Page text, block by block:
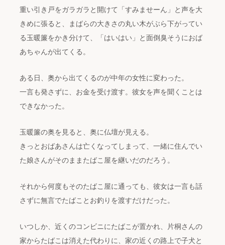
重い引き戸をガラガラと開けて「すみませーん」と声を大
きめに張ると、まばらの大きさの丸い木がぶら下がってい
る玉暖簾をかき分けて、「はいはい」と面倒臭そうにおば
あちゃんが出てくる。
ある日、奥から出てくるのが中年の女性に変わった。
一言も発さずに、お金を受け渡す。彼女を声を聞くことは
できなかった。
玉暖簾の奥を見ると、奥に仏壇が見える。
きっとおばあさんは亡くなってしまって、一緒に住んでい
た娘さんがそのままたばこ屋を継いだのだろう。
それから何度もそのたばこ屋に通っても、彼女は一言も話
さずに無言でたばことお釣りを渡すだけだった。
いつしか、近くのコンビニにたばこが置かれ、片桐さんの
家からたばこは消えた代わりに、家の近くの路上で子犬と